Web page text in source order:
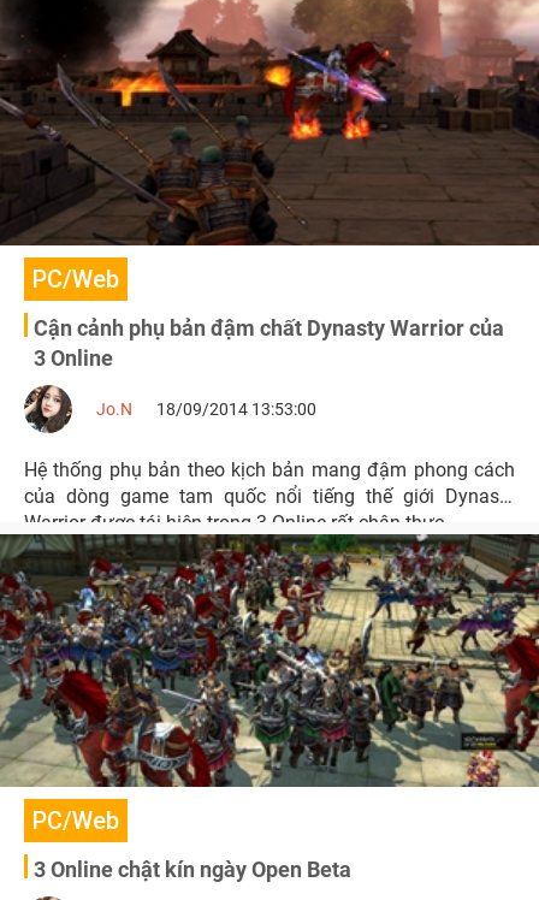
PC/Web
Cận cảnh phụ bản đậm chất Dynasty Warrior của
3 Online
Jo.N 18/09/2014 13:53:00
Hệ thống phụ bản theo kịch bản mang đậm phong cách
của dòng game tam quốc nổi tiếng thế giới Dynasty
Warrior được tái hiện trong 3 Online rất chân thực.
PC/Web
3 Online chật kín ngày Open Beta